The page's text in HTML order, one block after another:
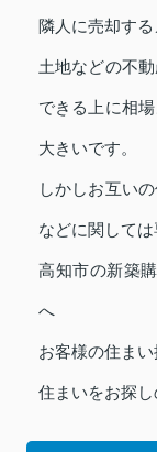
隣人に売却す
土地などの不
できる上に相
大きいです。
しかしお互い
などに関して
高知市の新築
へ
お客様の住ま
住まいをお探